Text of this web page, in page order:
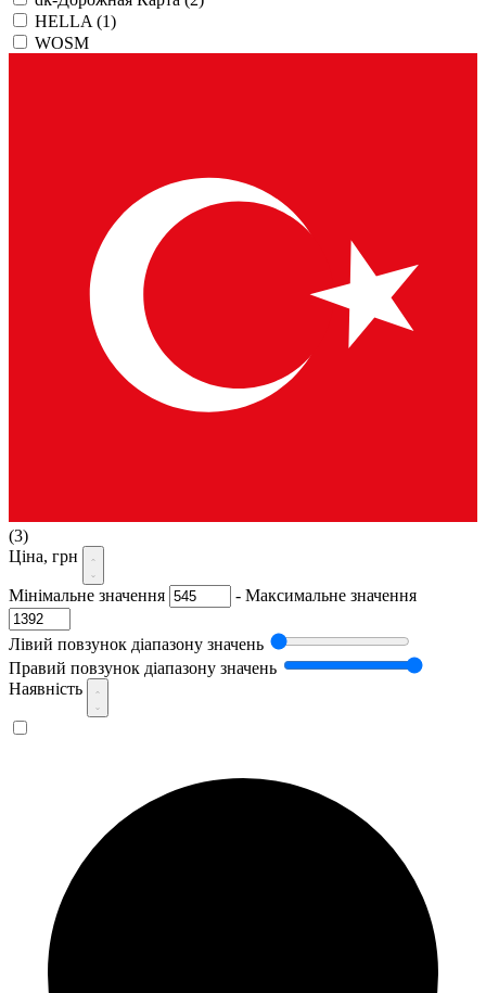
HELLA (1)
WOSM
(3)
Ціна, грн
Мінімальне значення - Максимальне значення
Лівий повзунок діапазону значень
Правий повзунок діапазону значень
Наявність